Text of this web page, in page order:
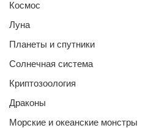
Космос
Луна
Планеты и спутники
Солнечная система
Криптозоология
Драконы
Морские и океанские монстры